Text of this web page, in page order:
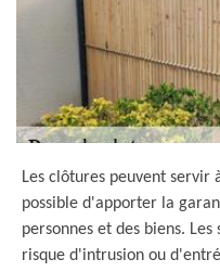
Les clôtures peuvent servir
possible d'apporter la
personnes et des biens.
risque d'intrusion ou